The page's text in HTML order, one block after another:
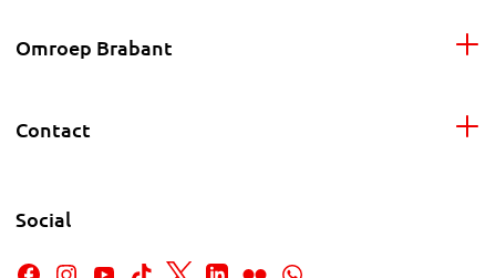
Omroep Brabant
Contact
Social